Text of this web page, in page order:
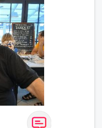
CEP certificat
on sait que je
de mes
avec les
de 60 ans